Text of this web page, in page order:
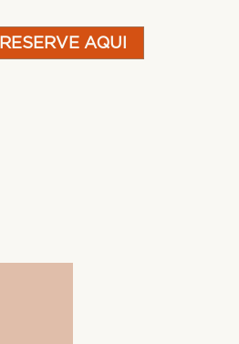
RESERVE AQUI